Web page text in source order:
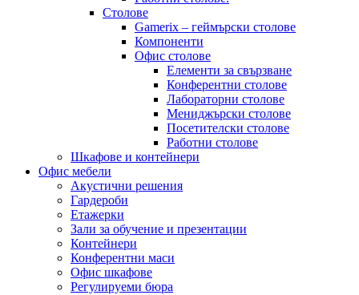
Столове
Gamerix – геймърски столове
Компоненти
Офис столове
Елементи за свързване
Конферентни столове
Лабораторни столове
Мениджърски столове
Посетителски столове
Работни столове
Шкафове и контейнери
Офис мебели
Акустични решения
Гардероби
Етажерки
Зали за обучение и презентации
Контейнери
Конферентни маси
Офис шкафове
Регулируеми бюра